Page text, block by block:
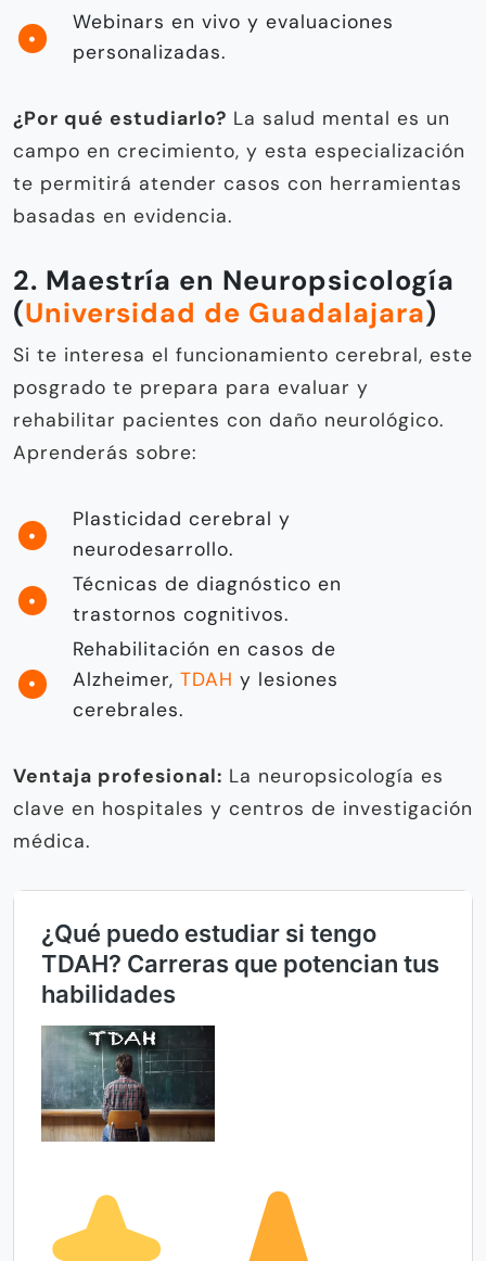
Webinars en vivo y evaluaciones
personalizadas.
¿Por qué estudiarlo? La salud mental es un
campo en crecimiento, y esta especialización
te permitirá atender casos con herramientas
basadas en evidencia.
2. Maestría en Neuropsicología
(Universidad de Guadalajara)
Si te interesa el funcionamiento cerebral, este
posgrado te prepara para evaluar y
rehabilitar pacientes con daño neurológico.
Aprenderás sobre:
Plasticidad cerebral y
neurodesarrollo.
Técnicas de diagnóstico en
trastornos cognitivos.
Rehabilitación en casos de
Alzheimer, TDAH y lesiones
cerebrales.
Ventaja profesional: La neuropsicología es
clave en hospitales y centros de investigación
médica.